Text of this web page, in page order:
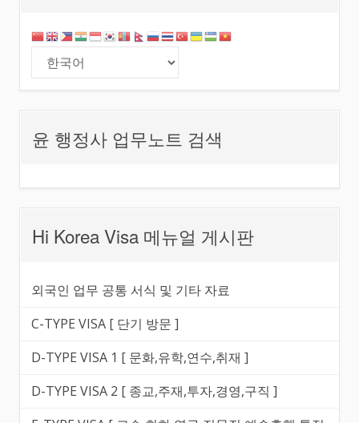
윤 행정사 업무노트 검색
Hi Korea Visa 메뉴얼 게시판
외국인 업무 공통 서식 및 기타 자료
C-TYPE VISA [ 단기 방문 ]
D-TYPE VISA 1 [ 문화,유학,연수,취재 ]
D-TYPE VISA 2 [ 종교,주재,투자,경영,구직 ]